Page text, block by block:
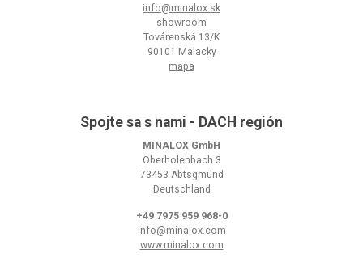
info@minalox.sk
showroom
Továrenská 13/K
90101 Malacky
mapa
Spojte sa s nami - DACH región
MINALOX GmbH
Oberholenbach 3
73453 Abtsgmünd
Deutschland
+49 7975 959 968-0
info@minalox.com
www.minalox.com